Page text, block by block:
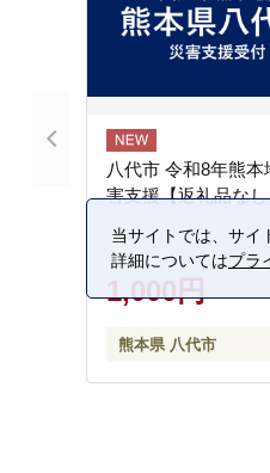
八代市 令和8年熊本
害支援【返礼品な
1,000円
熊本県 八代市
当サイトでは、サイ
詳細についてはプラ